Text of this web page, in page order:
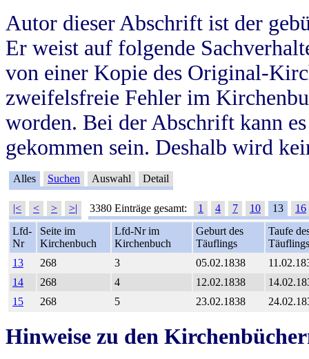
Autor dieser Abschrift ist der
Er weist auf folgende
von einer Kopie des Original-
zweifelsfreie Fehler im
worden. Bei der Abschrift kann
gekommen sein. Deshalb wird
Alles Suchen Auswahl Detail
|< < > >| 3380 Einträge gesamt: 1 4 7 10 13
16
Lfd-
Nr
Seite im
Kirchenbuch
Lfd-Nr im
Kirchenbuch
Geburt des
Täuflings
Taufe
Täuflings
13
268 3 05.02.1838
14
268 4 12.02.1838
15
268 5 23.02.1838
Hinweise zu den